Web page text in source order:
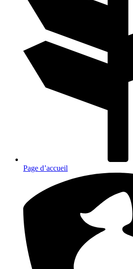
Page d’accueil